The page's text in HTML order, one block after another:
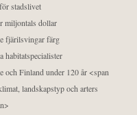
stadslivet
miljontals dollar
fjärilsvingar färg
habitatspecialister
Finland under 120 år <span
landskapstyp och arters